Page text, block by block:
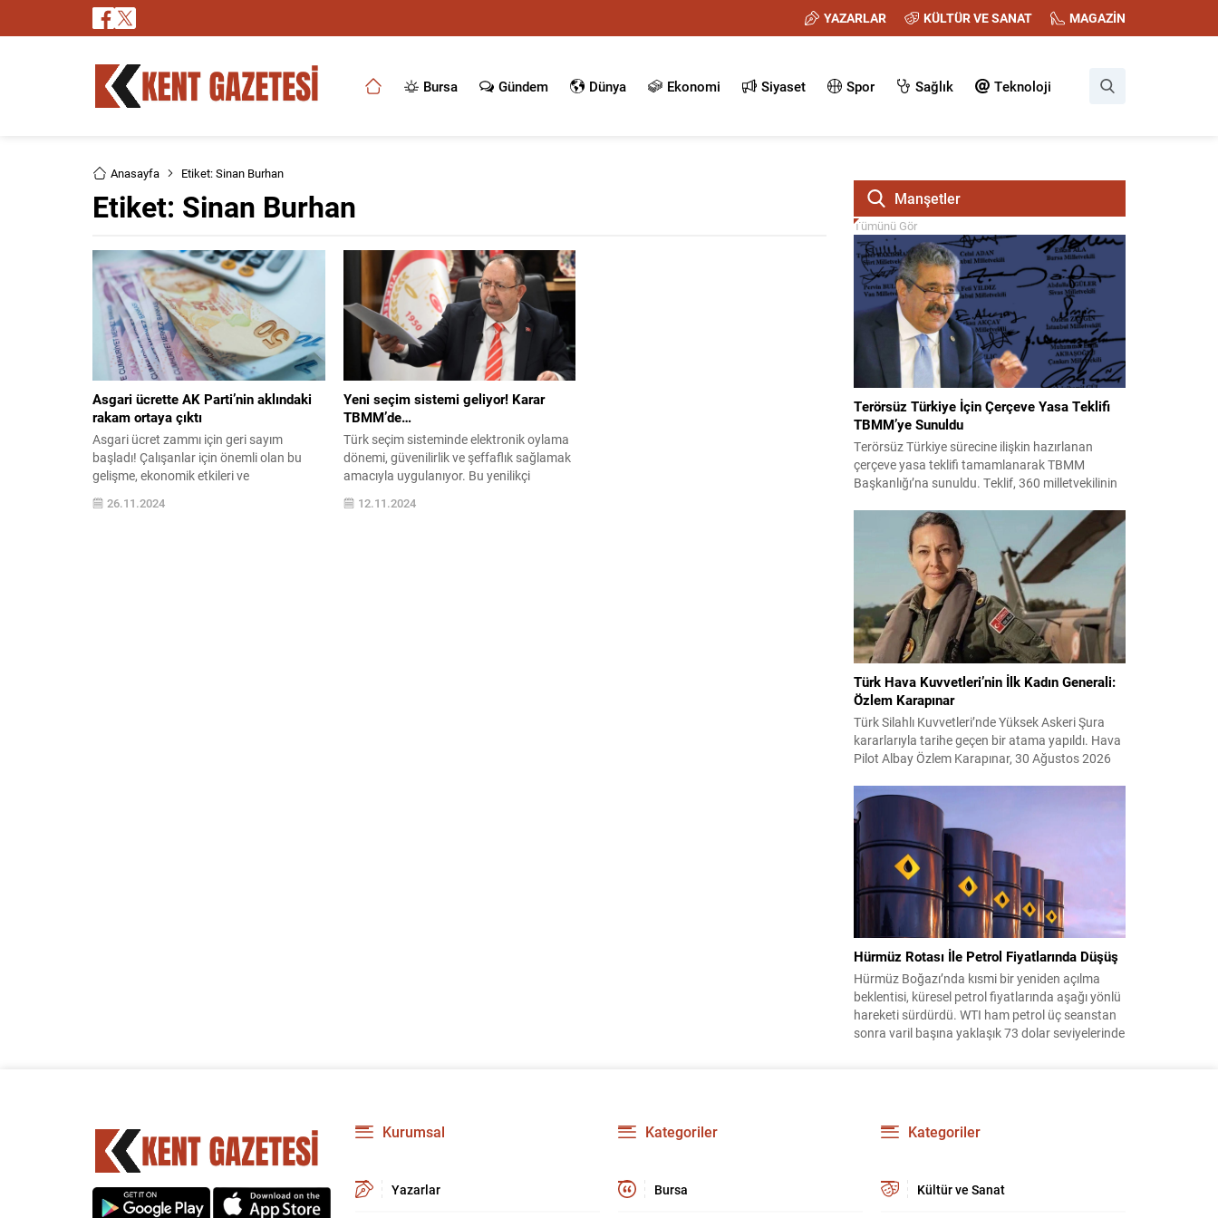
YAZARLAR KÜLTÜR VE SANAT MAGAZİN
Bursa Gündem Dünya Ekonomi Siyaset Spor Sağlık Teknoloji
Anasayfa Etiket: Sinan Burhan
Etiket: Sinan Burhan
Asgari ücrette AK Parti’nin aklındaki
rakam ortaya çıktı
Asgari ücret zammı için geri sayım
başladı! Çalışanlar için önemli olan bu
gelişme, ekonomik etkileri ve
beklentileriyle gündemde. Asgari ücretin
ne kadar artacağı ve bu durumun
26.11.2024
Yeni seçim sistemi geliyor! Karar
TBMM’de…
Türk seçim sisteminde elektronik oylama
dönemi, güvenilirlik ve şeffaflık sağlamak
amacıyla uygulanıyor. Bu yenilikçi
sistemin avantajları, zorlukları ve geleceği
hakkında detaylı bilgi edinin.
12.11.2024
Manşetler
Tümünü Gör
Terörsüz Türkiye İçin Çerçeve Yasa Teklifi
TBMM’ye Sunuldu
Terörsüz Türkiye sürecine ilişkin hazırlanan
çerçeve yasa teklifi tamamlanarak TBMM
Başkanlığı’na sunuldu. Teklif, 360 milletvekilinin
CHP ile Yeni Yol grubundan milletvekillerinin
desteğiyle hazırlandı. Çerçeve düzenleme kısa
süre içinde Adalet Komisyonu’nda görüşülecek
ve Genel Kurul gündemine alınması bekleniyor.
Teklifin TBMM’de ele alınmasıyla süreçte...
Türk Hava Kuvvetleri’nin İlk Kadın Generali:
Özlem Karapınar
Türk Silahlı Kuvvetleri’nde Yüksek Askeri Şura
kararlarıyla tarihe geçen bir atama yapıldı. Hava
Pilot Albay Özlem Karapınar, 30 Ağustos 2026
Hava Kuvvetleri’nde general rütbesine erişen ilk
kadın subay oldu. Bu terfi, kadınların askeri
komuta kademelerindeki temsiliyetinin
güçlenmesi açısından önemli bir işaret niteliği
taşıyor. YAŞ toplantısında...
Hürmüz Rotası İle Petrol Fiyatlarında Düşüş
Hürmüz Boğazı’nda kısmi bir yeniden açılma
beklentisi, küresel petrol fiyatlarında aşağı yönlü
hareketi sürdürdü. WTI ham petrol üç seanstan
sonra varil başına yaklaşık 73 dolar seviyelerinde
Kurumsal
Yazarlar
Kategoriler
Bursa
Kategoriler
Kültür ve Sanat